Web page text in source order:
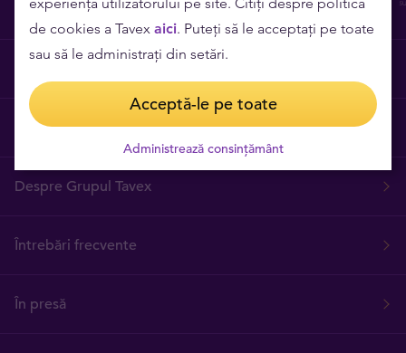
Cariere
Despre Grupul Tavex
Întrebări frecvente
În presă
de cookies a Tavex aici. Puteți să le acceptați pe toate
sau să le administrați din setări.
Acceptă-le pe toate
Administrează consințământ